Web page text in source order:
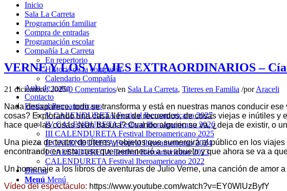
Inicio
Sala La Carreta
Programación familiar
Compra de entradas
Programación escolar
Compañía La Carreta
En repertorio
Historia de la compañía
Calendario Compañía
Aula de teatro
Contacto
Festival Iberoamericano
V CALENDURETA Festival Iberoamericano 2027
IV CALENDURETA Festival Iberoamericano 2026
III CALENDURETA Festival Iberoamericano 2025
II CALENDURETA Festival Iberoamericano 2024
I CALENDURETA Festival Iberoamericano 2023
CALENDURETA Festival Iberoamericano 2022
Buscar
Menú Menú
VERNE Y LOS VIAJES EXTRAORDINARIOS –
21 diciembre, 2025/0 Comentarios/en Sala La Carreta, Titeres en Familia /porAraceli
Nada desaparece, todo se transforma y está en nuestras manos conducir
cosas? Explorando una casa llena de recuerdos, de cosas viejas e inútiles
hace que las cosas sean basura? Cuando alguien se va, ¿deja de existir, o
Una pieza de teatro de títeres y objetos que sumergirá al público en los
encontrando en esta casa que perteneció a su abuelo y que ahora se va a
Un homenaje a los libros de aventuras de Julio Verne, una canción de amor
Vídeo del espectáculo: https://www.youtube.com/watch?v=EY0WlUzByfY